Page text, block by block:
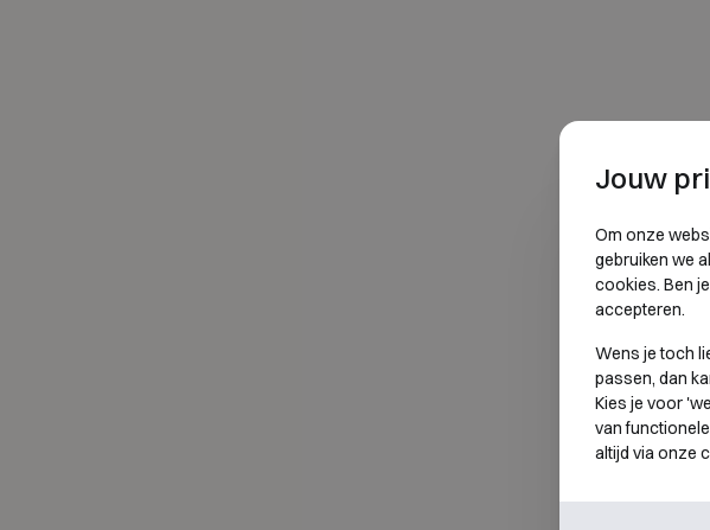
Jouw
Om onze
gebruiken we
cookies. Ben
accepteren.
Wens je toch
passen, dan
Kies je voor
van
altijd via onze